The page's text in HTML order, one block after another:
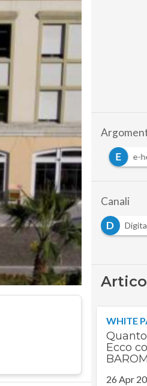
Digital transformation E e-
Canali
D
WHITE
Ecco
26 Apr